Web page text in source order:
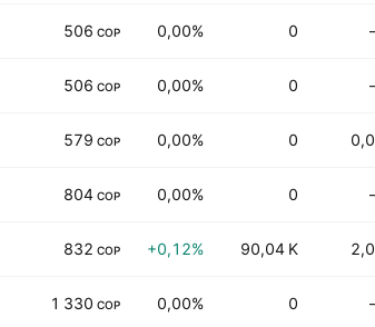
506 COP 0,00% 0
506 COP 0,00% 0
579 COP 0,00% 0
804 COP 0,00% 0
832 COP +0,12% 90,04 K
1 330 COP 0,00% 0